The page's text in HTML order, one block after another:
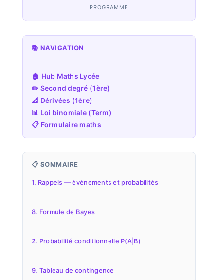
PROGRAMME
📚 NAVIGATION
🏠 Hub Maths Lycée
✏️ Second degré (1ère)
📐 Dérivées (1ère)
📊 Loi binomiale (Term)
📋 Formulaire maths
📋 SOMMAIRE
1. Rappels — événements et probabilités
8. Formule de Bayes
2. Probabilité conditionnelle P(A|B)
9. Tableau de contingence